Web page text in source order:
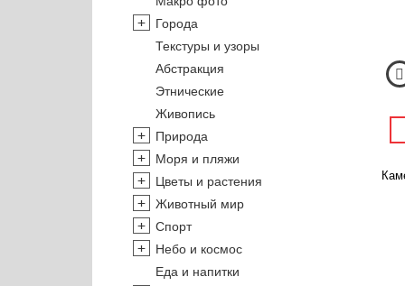
Города
Текстуры и узоры
Абстракция
Этнические
Живопись
Природа
Моря и пляжи
Цветы и растения
Животный мир
Спорт
Небо и космос
Еда и напитки